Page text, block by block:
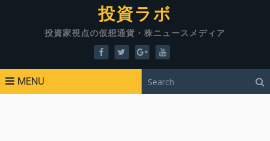
投資ラボ
投資家視点の仮想通貨・株ニュースメディア
MENU